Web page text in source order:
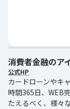
消費者金融のア
公式HP
カードローンやキ
時間365日、WEB
たえるべく、様々